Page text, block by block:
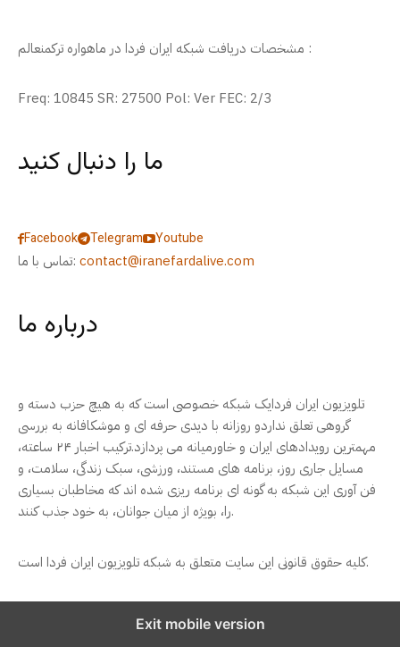
مشخصات دریافت شبکه ایران فردا در ماهواره ترکمنعالم :
Freq: 10845 SR: 27500 Pol: Ver FEC: 2/3
ما را دنبال کنید
Facebook Telegram
Youtube
تماس با ما: contact@iranefardalive.com
درباره ما
تلویزیون ایران فردایک شبکه خصوصی است که به هیچ حزب دسته و
گروهی تعلق نداردو روزانه با دیدی حرفه ای و موشکافانه به بررسی
مهمترین رویدادهای ایران و خاورمیانه می پردازد.ترکیب اخبار ۲۴ ساعته،
مسایل جاری روز، برنامه های مستند، ورزشی، سبک زندگی، سلامت، و
فن آوری این شبکه به گونه ای برنامه ریزی شده اند که مخاطبان بسیاری
را، بویژه از میان جوانان، به خود جذب کنند.
کلیه حقوق قانونی این سایت متعلق به شبکه تلویزیون ایران فردا است.
Exit mobile version